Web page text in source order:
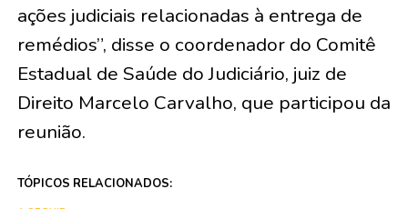
ações judiciais relacionadas à entrega de
remédios”, disse o coordenador do Comitê
Estadual de Saúde do Judiciário, juiz de
Direito Marcelo Carvalho, que participou da
reunião.
TÓPICOS RELACIONADOS: